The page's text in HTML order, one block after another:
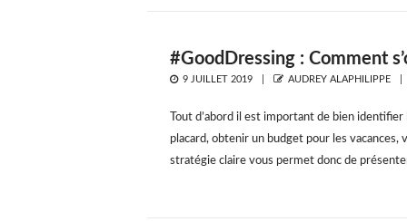
#GoodDressing : Comment
POSTED
9 JUILLET 2019 AUTHOR
AUDREY ALAPHILIPPE
Tout d’abord il est important de bien
placard, obtenir un budget pour les vacances,
stratégie claire vous permet donc de